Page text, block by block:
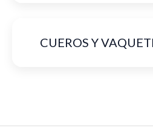
CUEROS Y